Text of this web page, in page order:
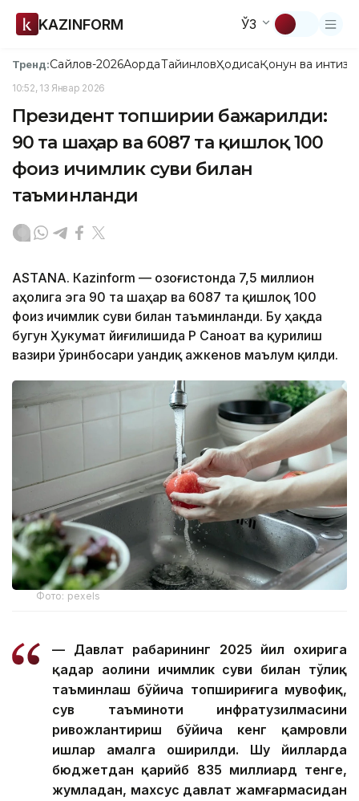
KAZINFORM ЎЗ
Тренд:Сайлов-2026АқордаТайинловҲодисаҚонун ва
10:52, 13 Январ 2026
Президент топшириғи бажарилди:
90 та шаҳар ва 6087 та қишлоқ 100
фоиз ичимлик суви билан
таъминланди
ASTANА. Кazinform — Қозоғистонда 7,5 миллион
аҳолига эга 90 та шаҳар ва 6087 та қишлоқ 100
фоиз ичимлик суви билан таъминланди. Бу ҳақда
бугун Ҳукумат йиғилишида ҚР Саноат ва қурилиш
вазири ўринбосари Қуандиқ Қажкенов маълум қилди.
Фото: pexels
— Давлат раҳбарининг 2025 йил охирига
қадар аҳолини ичимлик суви билан тўлиқ
таъминлаш бўйича топшириғига мувофиқ,
сув таъминоти инфратузилмасини
ривожлантириш бўйича кенг қамровли
ишлар амалга оширилди. Шу йилларда
бюджетдан қарийб 835 миллиард тенге,
жумладан, махсус давлат жамғармасидан